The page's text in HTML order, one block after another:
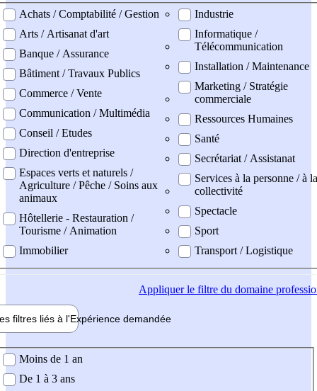
professionel
Achats / Comptabilité / Gestion
Arts / Artisanat d'art
Banque / Assurance
Bâtiment / Travaux Publics
Commerce / Vente
Communication / Multimédia
Conseil / Etudes
Direction d'entreprise
Espaces verts et naturels /
Agriculture / Pêche / Soins aux
animaux
Hôtellerie - Restauration /
Tourisme / Animation
Immobilier
Industrie
Informatique /
Télécommunication
Installation / Maintenance
Marketing / Stratégie
commerciale
Ressources Humaines
Santé
Secrétariat / Assistanat
Services à la personne / à la
collectivité
Spectacle
Sport
Transport / Logistique
Appliquerle filtre du domaine
filtres liés à l'Expérience demandée
demandée
Moins de 1 an
De 1 à 3 ans